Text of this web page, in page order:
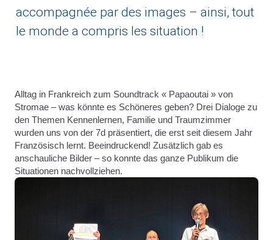
accompagnée par des images – ainsi, tout
le monde a compris les situation !
Alltag in Frankreich zum Soundtrack « Papaoutai » von
Stromae – was könnte es Schöneres geben? Drei Dialoge zu
den Themen Kennenlernen, Familie und Traumzimmer
wurden uns von der 7d präsentiert, die erst seit diesem Jahr
Französisch lernt. Beeindruckend! Zusätzlich gab es
anschauliche Bilder – so konnte das ganze Publikum die
Situationen nachvollziehen.